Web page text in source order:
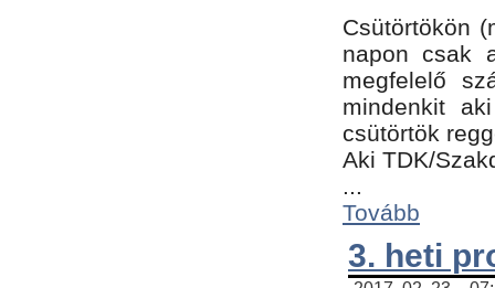
Csütörtökön
napon csak
megfelelő
mindenkit
csütörtök
Aki TDK/
...
Tovább
3. heti